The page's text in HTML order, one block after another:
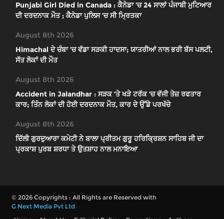
Punjabi Girl Died in Canada : ਕੈਨੇਡਾ ’ਚ 24 ਸਾਲਾਂ ਪੰਜਾਬੀ ਮੁਟਿਆਰ
ਦੀ ਦਰਦਨਾਕ ਮੌਤ ; ਕੈਨੇਡਾ ਪੁਲਿਸ ’ਚ ਸੀ ਮ੍ਰਿਤਕਾ
August 8th 2026
Himachal ਦੇ ਚੰਬਾ ’ਚ ਵੱਡਾ ਸੜਕੀ ਹਾਦਸਾ; ਯਾਤਰੀਆਂ ਨਾਲ ਭਰੀ ਬੱਸ ਪਲਟੀ,
ਸੱਤ ਲੋਕਾਂ ਦੀ ਮੌਤ
August 8th 2026
Accident in Jalandhar : ਸੜਕ ’ਤੇ ਖੜੇ ਟਰੱਕ ’ਚ ਵੱਜੀ ਤੇਜ਼ ਰਫਤਾਰ
ਕਾਰ; ਤਿੰਨ ਲੋਕਾਂ ਦੀ ਹੋਈ ਦਰਦਨਾਕ ਮੌਤ, ਕਾਰ ਦੇ ਉੱਡੇ ਪਰਖੱਚੇ
August 8th 2026
ਦਿੱਲੀ ਗੁਰਦੁਆਰਾ ਕਮੇਟੀ ਨੇ ਬਾਲਾ ਪ੍ਰੀਤਮ ਗੁਰੂ ਹਰਿਕ੍ਰਿਸ਼ਨ ਸਾਹਿਬ ਜੀ ਦਾ
ਪ੍ਰਕਾਸ਼ ਪੁਰਬ ਸ਼ਰਧਾ ਤੇ ਉਤਸ਼ਾਹ ਨਾਲ ਮਨਾਇਆ
© 2026 Copyrights : All Rights are Reserved with
G Next Media Pvt Ltd